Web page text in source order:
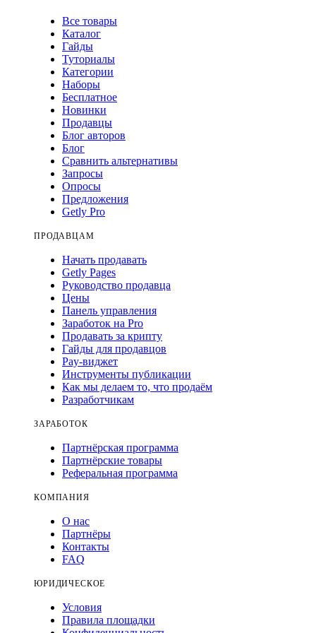
Все товары
Каталог
Гайды
Туториалы
Категории
Наборы
Бесплатное
Новинки
Продавцы
Блог авторов
Блог
Сравнить альтернативы
Запросы
Опросы
Предложения
Getly Pro
ПРОДАВЦАМ
Начать продавать
Getly Pages
Руководство продавца
Цены
Панель управления
Заработок на Pro
Продавать за крипту
Гайды для продавцов
Pay-виджет
Инструменты публикации
Как мы делаем то, что продаём
Разработчикам
ЗАРАБОТОК
Партнёрская программа
Партнёрские товары
Реферальная программа
КОМПАНИЯ
О нас
Партнёры
Контакты
FAQ
ЮРИДИЧЕСКОЕ
Условия
Правила площадки